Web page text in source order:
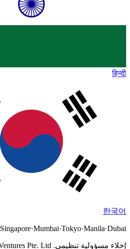
हिन्दी
한국어
Singapore·Mumbai·Tokyo·Manila·Dubai
إخلاء مسؤولية تنظيمي.